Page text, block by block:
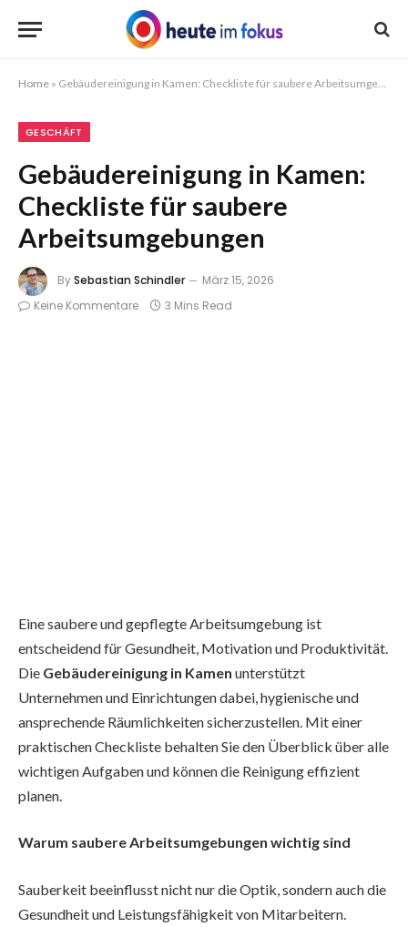
Home » Gebäudereinigung in Kamen: Checkliste für saubere Arbeitsumgebungen
GESCHÄFT
Gebäudereinigung in Kamen:
Checkliste für saubere
Arbeitsumgebungen
BySebastian Schindler
März 15, 2026
Keine Kommentare
3 Mins Read
Eine saubere und gepflegte Arbeitsumgebung ist
entscheidend für Gesundheit, Motivation und Produktivität.
Die Gebäudereinigung in Kamen unterstützt
Unternehmen und Einrichtungen dabei, hygienische und
ansprechende Räumlichkeiten sicherzustellen. Mit einer
praktischen Checkliste behalten Sie den Überblick über alle
wichtigen Aufgaben und können die Reinigung effizient
planen.
Warum saubere Arbeitsumgebungen wichtig sind
Sauberkeit beeinflusst nicht nur die Optik, sondern auch die
Gesundheit und Leistungsfähigkeit von Mitarbeitern.